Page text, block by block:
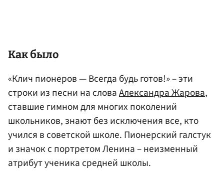
Как было
«Клич пионеров — Всегда будь готов!» – эти
строки из песни на словаАлександра Жарова,
ставшие гимном для многих поколений
школьников, знают без исключения все, кто
учился в советской школе. Пионерский галстук
и значок с портретом Ленина – неизменный
атрибут ученика средней школы.